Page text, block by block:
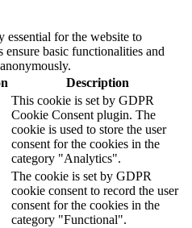
essential for the website to
basic functionalities and
Description
This cookie is set by GDPR
Cookie Consent plugin. The
cookie is used to store the user
consent for the cookies in the
category "Analytics".
The cookie is set by GDPR
cookie consent to record the user
consent for the cookies in the
category "Functional".